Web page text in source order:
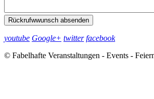
Rückrufwwunsch absenden
youtube Google+ twitter facebook
© Fabelhafte Veranstaltungen - Events -